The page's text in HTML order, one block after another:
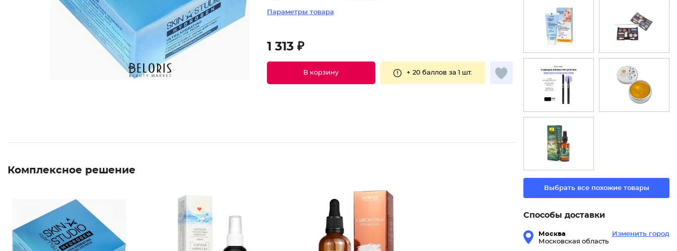
Параметры товара
1 313 ₽
В корзину + 20 баллов за 1 шт.
Комплексное решение
Выбрать все похожие товары
Способы доставки
Москва
Московская область
Изменить город